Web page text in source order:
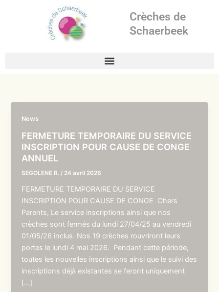
Crèches de
Schaerbeek
News
FERMETURE TEMPORAIRE DU SERVICE
INSCRIPTION POUR CAUSE DE CONGE
ANNUEL
SEGOLENE R. / 24 avril 2026
FERMETURE TEMPORAIRE DU SERVICE
INSCRIPTION POUR CAUSE DE CONGE Chers
Parents, Le service inscriptions ainsi que nos
crèches sont fermés du lundi 27/04/25 au vendredi
01/05/26 inclus. Nos 19 crèches rouvriront leurs
portes le lundi 4 mai 2026. Pendant cette période,
toutes les nouvelles inscriptions ainsi que le suivi des
inscriptions déjà existantes se feront uniquement
[…]